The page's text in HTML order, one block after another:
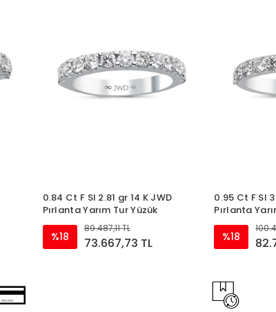
0.84 Ct F SI 2.81 gr 14 K JWD
Pırlanta Yarım Tur Yüzük
%18
89.487,11 TL
73.667,73 TL
0.95 Ct F SI
Pırlanta
%18